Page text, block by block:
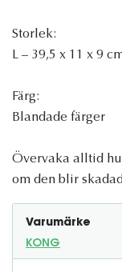
Storlek:
L – 39,5 x 11 x 9
Färg:
Blandade färger
Övervaka alltid
om den blir
Varumärke
KONG